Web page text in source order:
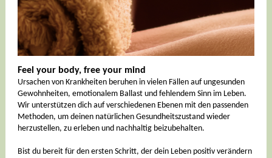
Feel your body, free your mind
Ursachen von Krankheiten beruhen in vielen Fällen auf ungesunden
Gewohnheiten, emotionalem Ballast und fehlendem Sinn im Leben.
Wir unterstützen dich auf verschiedenen Ebenen mit den passenden
Methoden, um deinen natürlichen Gesundheitszustand wieder
herzustellen, zu erleben und nachhaltig beizubehalten.
Bist du bereit für den ersten Schritt, der dein Leben positiv verändern